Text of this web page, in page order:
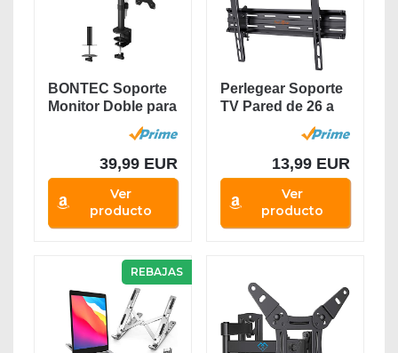
BONTEC Soporte
Monitor Doble para
Monitor 13-27...
39,99 EUR
Ver
producto
Perlegear Soporte
TV Pared de 26 a
55 Pulgadas,...
13,99 EUR
Ver
producto
REBAJAS